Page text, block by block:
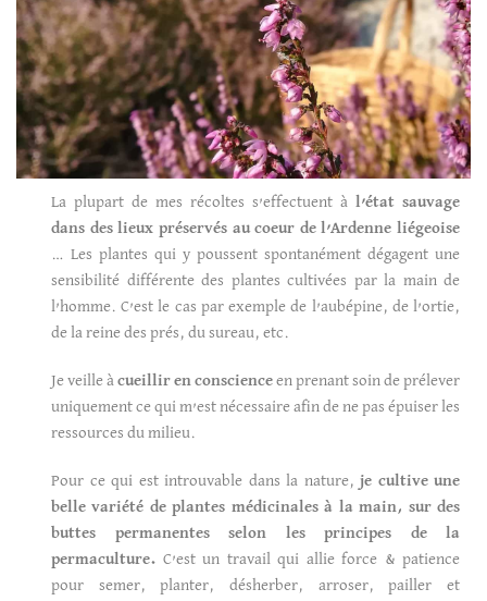
La plupart de mes récoltes s’effectuent à l’état sauvage
dans des lieux préservés au coeur de l’Ardenne liégeoise
… Les plantes qui y poussent spontanément dégagent une
sensibilité différente des plantes cultivées par la main de
l’homme. C’est le cas par exemple de l’aubépine, de l’ortie,
de la reine des prés, du sureau, etc.
Je veille à cueillir en conscience en prenant soin de prélever
uniquement ce qui m’est nécessaire afin de ne pas épuiser les
ressources du milieu.
Pour ce qui est introuvable dans la nature, je cultive une
belle variété de plantes médicinales à la main, sur des
buttes permanentes selon les principes de la
permaculture. C’est un travail qui allie force & patience
pour semer, planter, désherber, arroser, pailler et